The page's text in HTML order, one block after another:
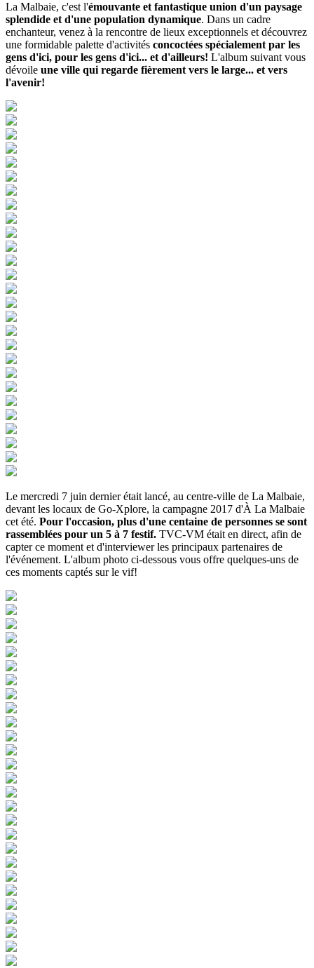
La Malbaie, c'est l'émouvante et fantastique union d'un paysage
splendide et d'une population dynamique. Dans un cadre
enchanteur, venez à la rencontre de lieux exceptionnels et découvrez
une formidable palette d'activités concoctées spécialement par les
gens d'ici, pour les gens d'ici... et d'ailleurs! L'album suivant vous
dévoile une ville qui regarde fièrement vers le large... et vers
l'avenir!
Le mercredi 7 juin dernier était lancé, au centre-ville de La Malbaie,
devant les locaux de Go-Xplore, la campagne 2017 d'À La Malbaie
cet été. Pour l'occasion, plus d'une centaine de personnes se sont
rassemblées pour un 5 à 7 festif. TVC-VM était en direct, afin de
capter ce moment et d'interviewer les principaux partenaires de
l'événement. L'album photo ci-dessous vous offre quelques-uns de
ces moments captés sur le vif!